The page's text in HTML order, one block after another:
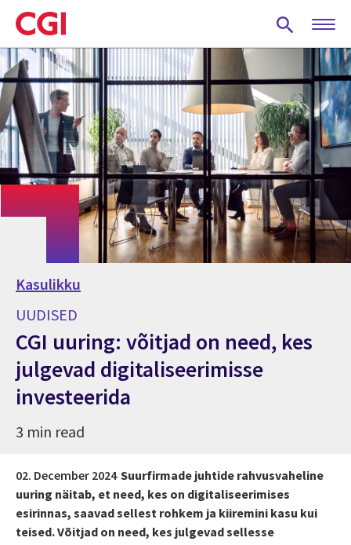
Skip
to
main
content
Kasulikku
UUDISED
CGI uuring: võitjad on need, kes
julgevad digitaliseerimisse
investeerida
3 min read
02. December 2024 Suurfirmade juhtide rahvusvaheline
uuring näitab, et need, kes on digitaliseerimises
esirinnas, saavad sellest rohkem ja kiiremini kasu kui
teised. Võitjad on need, kes julgevad sellesse